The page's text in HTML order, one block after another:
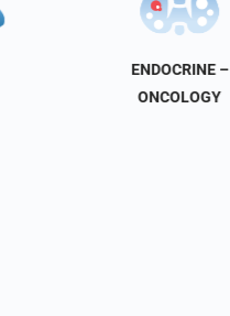
ENDOCRINE –
ONCOLOGY